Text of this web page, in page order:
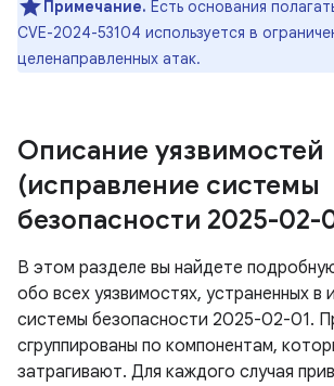
Примечание. Есть основания
CVE-2024-53104 используется в
целенаправленных атак.
Описание уязвимостей
(исправление системы
безопасности 2025-02-
В этом разделе вы найдете
обо всех уязвимостях, устраненных в
системы безопасности 2025-02-01.
сгруппированы по компонентам,
затрагивают. Для каждого случая